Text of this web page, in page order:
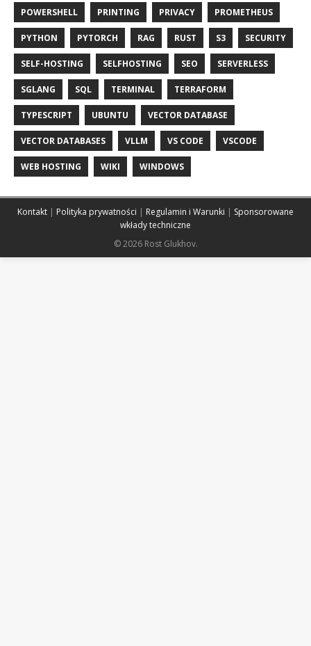
POWERSHELL PRINTING PRIVACY PROMETHEUS
PYTHON PYTORCH RAG RUST S3 SECURITY
SELF-HOSTING SELFHOSTING SEO SERVERLESS
SGLANG SQL TERMINAL TERRAFORM
TYPESCRIPT UBUNTU VECTOR DATABASE
VECTOR DATABASES VLLM VS CODE VSCODE
WEB HOSTING WIKI WINDOWS
Kontakt | Polityka prywatności | Regulamin i Warunki | Sponsorowane
wkłady techniczne
© 2026 Rost Glukhov.